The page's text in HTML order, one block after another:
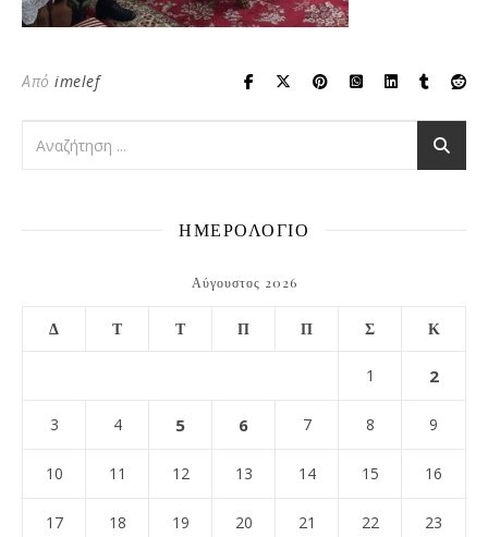
Από imelef
ΗΜΕΡΟΛΟΓΙΟ
Αύγουστος 2026
Δ Τ Τ Π Π Σ Κ
1 2
3 4 5 6 7 8 9
10 11 12 13 14 15 16
17 18 19 20 21 22 23